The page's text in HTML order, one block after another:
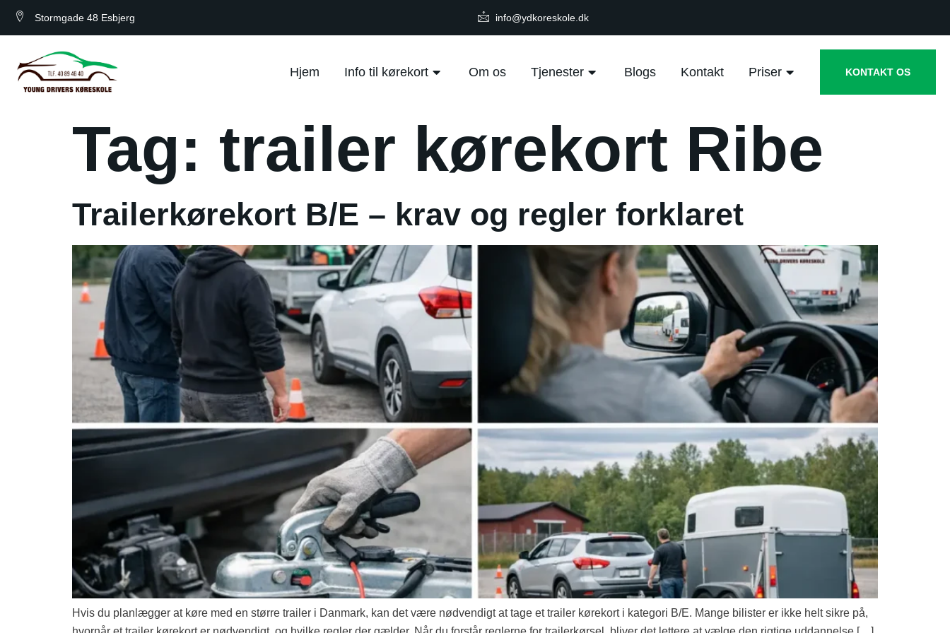
Stormgade 48 Esbjerg info@ydkoreskole.dk
Hjem Info til kørekort Om os Tjenester Blogs Kontakt Priser KONTAKT OS
Tag: trailer kørekort Ribe
Trailerkørekort B/E – krav og regler forklaret
Hvis du planlægger at køre med en større trailer i Danmark, kan det være nødvendigt at tage et trailer kørekort i kategori B/E. Mange bilister er ikke helt sikre på,